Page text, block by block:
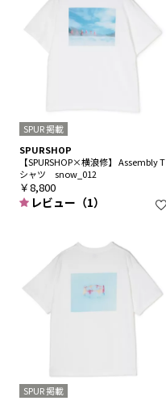
SPUR 掲載
SPURSHOP
【SPURSHOP×横浪修】 Assembly T
シャツ snow_012
￥8,800
レビュー（1）
SPUR 掲載